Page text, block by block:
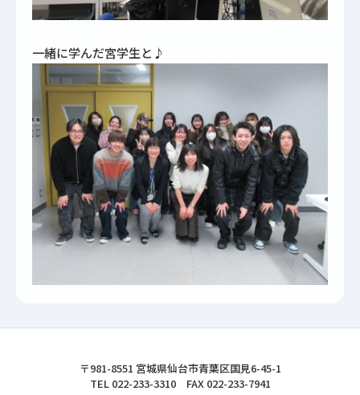
一緒に学んだ宮学生と♪
東北文化学園大学
〒981-8551 宮城県仙台市青葉区国見6-45-1
TEL 022-233-3310 FAX 022-233-7941